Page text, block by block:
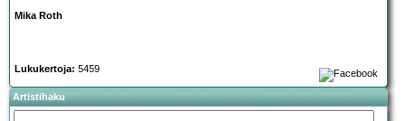
Mika Roth
Lukukertoja: 5459
Artistihaku